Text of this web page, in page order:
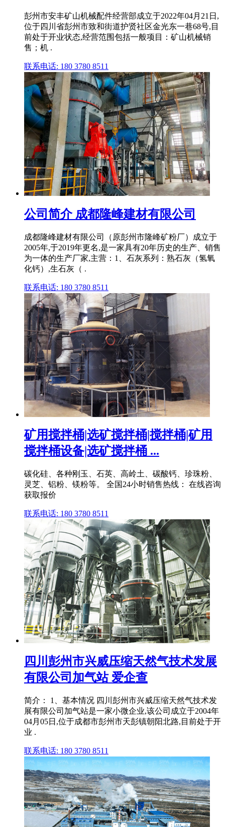
彭州市安丰矿山机械配件经营部成立于2022年04月21日,
位于四川省彭州市致和街道护贤社区金光东一巷68号,目
前处于开业状态,经营范围包括一般项目：矿山机械销
售；机 .
联系电话: 180 3780 8511
公司简介 成都隆峰建材有限公司
成都隆峰建材有限公司（原彭州市隆峰矿粉厂）成立于
2005年,于2019年更名,是一家具有20年历史的生产、销售
为一体的生产厂家,主营：1、石灰系列：熟石灰（氢氧
化钙）,生石灰（ .
联系电话: 180 3780 8511
矿用搅拌桶|选矿搅拌桶|搅拌桶|矿用
搅拌桶设备|选矿搅拌桶 ...
碳化硅、各种刚玉、石英、高岭土、碳酸钙、珍珠粉、
灵芝、铝粉、镁粉等。 全国24小时销售热线： 在线咨询
获取报价
联系电话: 180 3780 8511
四川彭州市兴威压缩天然气技术发展
有限公司加气站 爱企查
简介： 1、基本情况 四川彭州市兴威压缩天然气技术发
展有限公司加气站是一家小微企业,该公司成立于2004年
04月05日,位于成都市彭州市天彭镇朝阳北路,目前处于开
业 .
联系电话: 180 3780 8511